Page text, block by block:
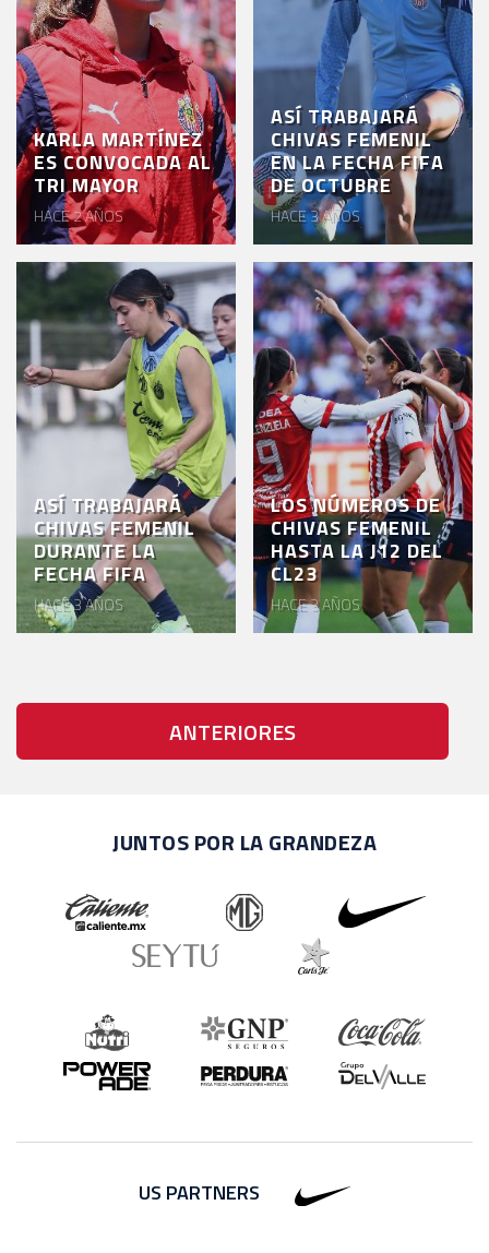
KARLA MARTÍNEZ
ES CONVOCADA AL
TRI MAYOR
HACE 2 AÑOS
ASÍ TRABAJARÁ
CHIVAS FEMENIL
EN LA FECHA FIFA
DE OCTUBRE
HACE 3 AÑOS
ASÍ TRABAJARÁ
CHIVAS FEMENIL
DURANTE LA
FECHA FIFA
HACE 3 AÑOS
LOS NÚMEROS DE
CHIVAS FEMENIL
HASTA LA J12 DEL
CL23
HACE 3 AÑOS
ANTERIORES
JUNTOS POR LA GRANDEZA
US PARTNERS